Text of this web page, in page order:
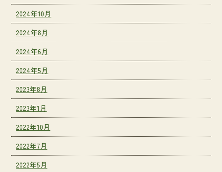
2024年10月
2024年8月
2024年6月
2024年5月
2023年8月
2023年1月
2022年10月
2022年7月
2022年5月